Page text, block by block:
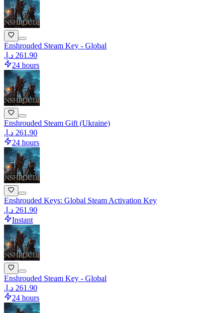
Enshrouded Steam Key - Global
24 hours
Enshrouded Steam Gift (Ukraine)
24 hours
Enshrouded Keys: Global Steam Activation Key
Instant
Enshrouded Steam Key - Global
24 hours